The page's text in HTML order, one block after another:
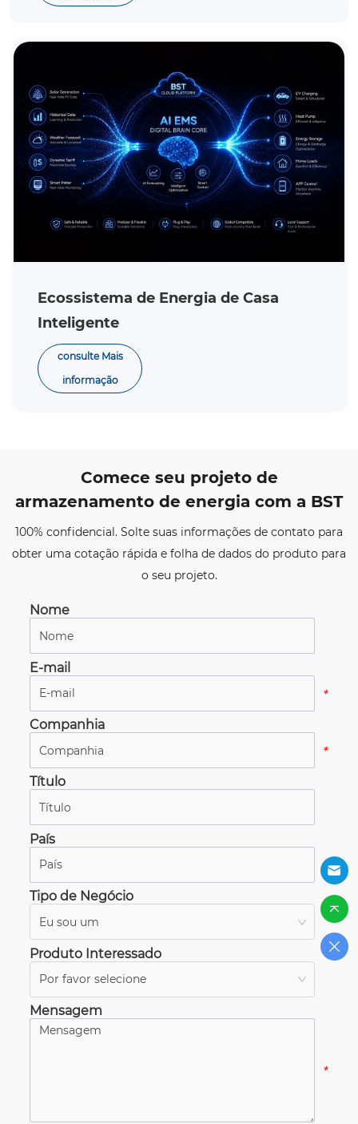
Ecossistema de Energia de Casa
Inteligente
consulte Mais
informação
Comece seu projeto de
armazenamento de energia com a BST
100% confidencial. Solte suas informações de contato para
obter uma cotação rápida e folha de dados do produto para
o seu projeto.
Nome
E-mail
*
Companhia
*
Título
País
*
Tipo de Negócio
Eu sou um *
Produto Interessado
Por favor selecione
Mensagem
*